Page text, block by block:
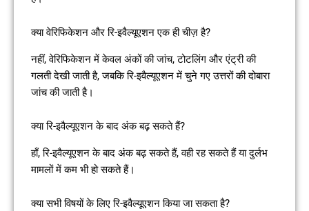
क्या वेरिफिकेशन और रि-इवैल्यूएशन एक ही चीज़ है?
नहीं, वेरिफिकेशन में केवल अंकों की जांच, टोटलिंग और एंट्री की
गलती देखी जाती है, जबकि रि-इवैल्यूएशन में चुने गए उत्तरों की दोबारा
जांच की जाती है।
क्या रि-इवैल्यूएशन के बाद अंक बढ़ सकते हैं?
हाँ, रि-इवैल्यूएशन के बाद अंक बढ़ सकते हैं, वही रह सकते हैं या दुर्लभ
मामलों में कम भी हो सकते हैं।
क्या सभी विषयों के लिए रि-इवैल्यूएशन किया जा सकता है?